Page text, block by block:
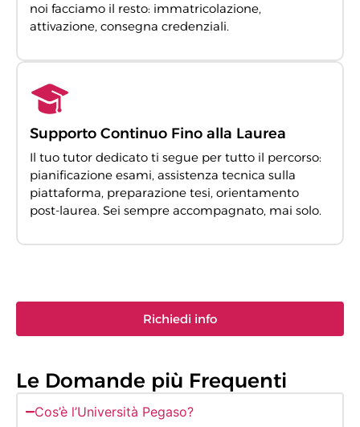
noi facciamo il resto: immatricolazione,
attivazione, consegna credenziali.
Supporto Continuo Fino alla Laurea
Il tuo tutor dedicato ti segue per tutto il percorso:
pianificazione esami, assistenza tecnica sulla
piattaforma, preparazione tesi, orientamento
post-laurea. Sei sempre accompagnato, mai solo.
Richiedi info
Le Domande più Frequenti
Cos’è l’Università Pegaso?